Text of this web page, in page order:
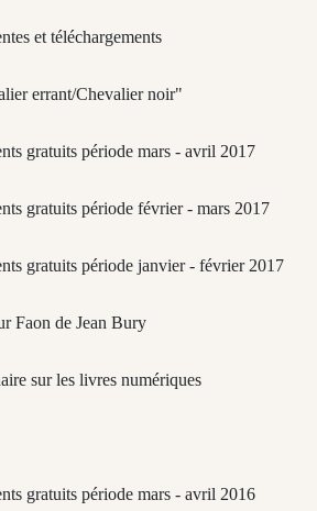
et téléchargements
errant/Chevalier noir"
gratuits période mars - avril 2017
gratuits période février - mars 2017
gratuits période janvier - février 2017
Faon de Jean Bury
sur les livres numériques
gratuits période mars - avril 2016